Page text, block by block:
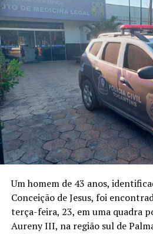
Um homem de 43 anos,
Conceição de Jesus, foi
terça-feira, 23, em uma quadra
Aureny III, na região sul de